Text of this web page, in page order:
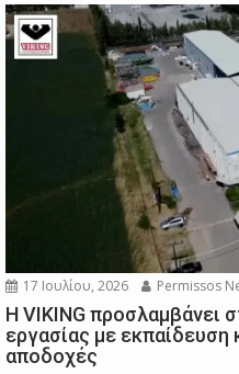
17 Ιουλίου, 2026 Permissos
Η VIKING προσλαμβάνει
εργασίας με εκπαίδευση
αποδοχές